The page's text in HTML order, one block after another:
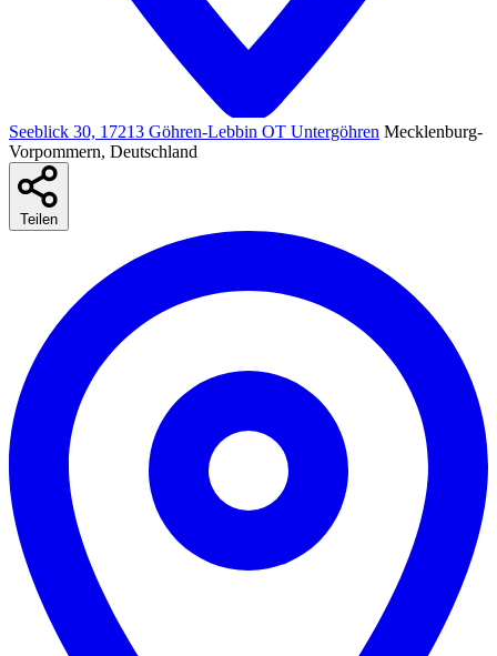
Seeblick 30, 17213 Göhren-Lebbin OT Untergöhren Mecklenburg-
Vorpommern, Deutschland
Teilen